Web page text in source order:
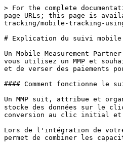
> For the complete
page URLs; this page is
tracking/mobile-tracking-
# Explication du suivi mobile
Un Mobile Measurement
vous utilisez un MMP et
et de verser des paiements
#### Comment fonctionne le
Un MMP suit, attribue et
stocke des données sur le
conversion au clic initial et
Lors de l'intégration de votre
permet de combiner les